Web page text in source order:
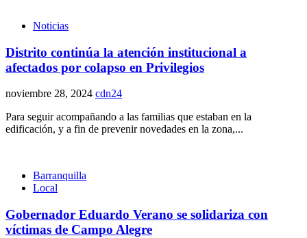
Noticias
Distrito continúa la atención institucional a
afectados por colapso en Privilegios
noviembre 28, 2024 cdn24
Para seguir acompañando a las familias que estaban en la
edificación, y a fin de prevenir novedades en la zona,...
Barranquilla
Local
Gobernador Eduardo Verano se solidariza con
víctimas de Campo Alegre